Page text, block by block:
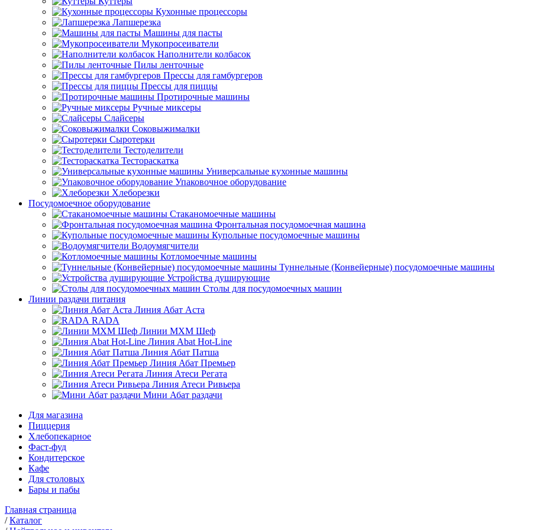
Кухонные процессоры
Лапшерезка
Машины для пасты
Мукопросеиватели
Наполнители колбасок
Пилы ленточные
Прессы для гамбургеров
Прессы для пиццы
Протирочные машины
Ручные миксеры
Слайсеры
Соковыжималки
Сыротерки
Тестоделители
Тестораскатка
Универсальные кухонные машины
Упаковочное оборудование
Хлеборезки
Посудомоечное оборудование
Стаканомоечные машины
Фронтальная посудомоечная машина
Купольные посудомоечные машины
Водоумягчители
Котломоечные машины
Туннельные (Конвейерные) посудомоечные машины
Устройства душирующие
Столы для посудомоечных машин
Линии раздачи питания
Линия Абат Аста
RADA
Линии МХМ Шеф
Линия Abat Hot-Line
Линия Абат Патша
Линия Абат Премьер
Линия Атеси Регата
Линия Атеси Ривьера
Мини Абат раздачи
Для магазина
Пиццерия
Хлебопекарное
Фаст-фуд
Кондитерское
Кафе
Для столовых
Бары и пабы
Главная страница
/Каталог